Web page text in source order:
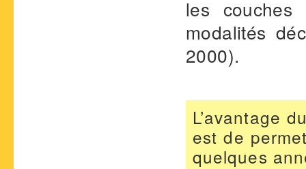
les
modalités
2000).
L’avantage
est de
quelques